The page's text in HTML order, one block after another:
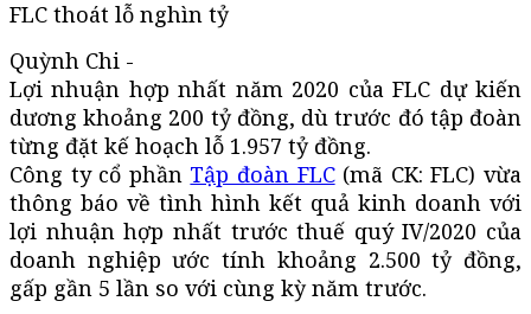
FLC thoát lỗ nghìn tỷ
Quỳnh Chi -
Lợi nhuận hợp nhất năm 2020 của FLC dự kiến
dương khoảng 200 tỷ đồng, dù trước đó tập đoàn
từng đặt kế hoạch lỗ 1.957 tỷ đồng.
Công ty cổ phần Tập đoàn FLC(mã CK: FLC) vừa
thông báo về tình hình kết quả kinh doanh với
lợi nhuận hợp nhất trước thuế quý IV/2020 của
doanh nghiệp ước tính khoảng 2.500 tỷ đồng,
gấp gần 5 lần so với cùng kỳ năm trước.